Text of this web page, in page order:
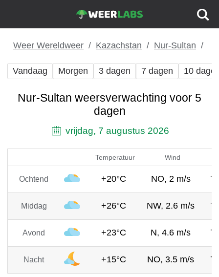
Weer Wereldweer Kazachstan Nur-Sultan
Vandaag Morgen 3 dagen 7 dagen 10
Nur-Sultan weersverwachting voor 5
dagen
vrijdag, 7 augustus 2026
Temperatuur Wind
Ochtend +20°C NO, 2 m/s
Middag +26°C NW, 2.6 m/s
Avond +23°C N, 4.6 m/s
Nacht +15°C NO, 3.5 m/s